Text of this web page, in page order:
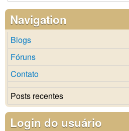
Navigation
Blogs
Fóruns
Contato
Posts recentes
Login do usuário